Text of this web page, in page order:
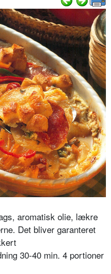
aromatisk olie, lækre
Det bliver garanteret
30-40 min. 4 portioner